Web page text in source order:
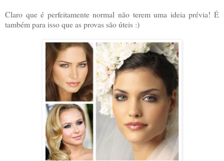
Claro que é perfeitamente normal não terem uma ideia prévia! É
também para isso que as provas são úteis :)